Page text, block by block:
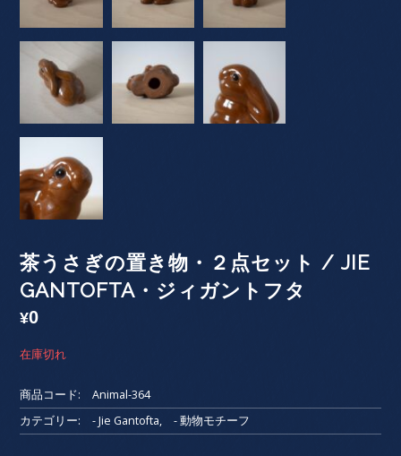
茶うさぎの置き物・２点セット / JIE
GANTOFTA・ジィガントフタ
¥0
在庫切れ
商品コード:
Animal-364
カテゴリー:
- Jie Gantofta, - 動物モチーフ